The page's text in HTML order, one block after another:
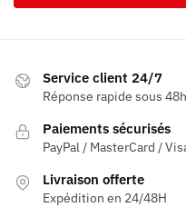
Service client 24/7
Réponse rapide sous 48h
Paiements sécurisés
PayPal / MasterCard /
Livraison offerte
Expédition en 24/48H